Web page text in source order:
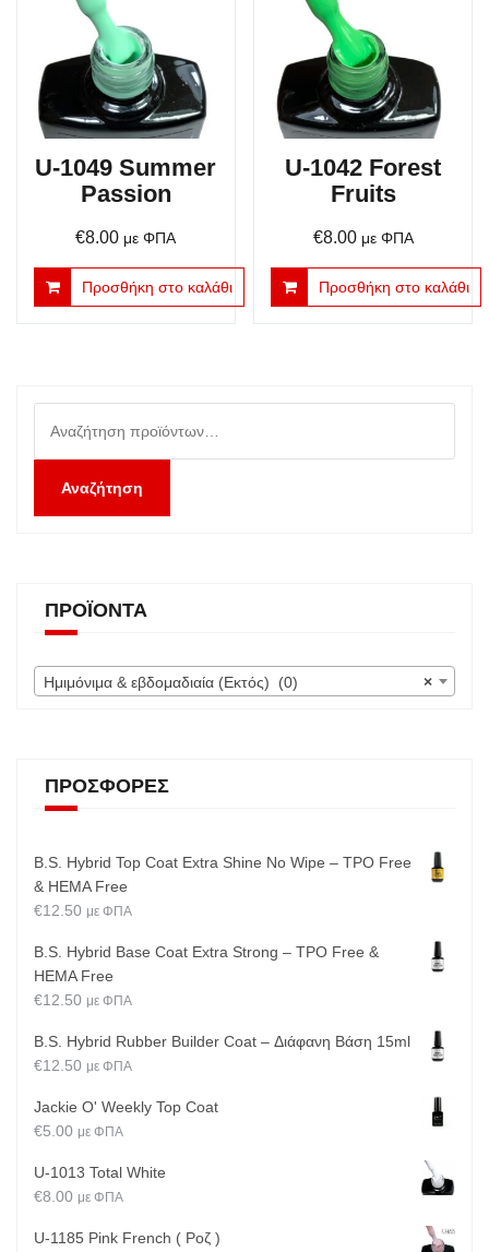
U-1049 Summer
Passion
€8.00 με ΦΠΑ
Προσθήκη στο καλάθι
U-1042 Forest
Fruits
€8.00 με ΦΠΑ
Προσθήκη στο καλάθι
για:
Αναζήτηση
ΠΡΟΪΌΝΤΑ
×
Ημιμόνιμα & εβδομαδιαία (Εκτός) (0)
ΠΡΟΣΦΟΡΈΣ
B.S. Hybrid Top Coat Extra Shine No Wipe – TPO Free
& HEMA Free
€12.50 με ΦΠΑ
B.S. Hybrid Base Coat Extra Strong – TPO Free &
HEMA Free
€12.50 με ΦΠΑ
B.S. Hybrid Rubber Builder Coat – Διάφανη Βάση 15ml
€12.50 με ΦΠΑ
Jackie O' Weekly Top Coat
€5.00 με ΦΠΑ
U-1013 Total White
€8.00 με ΦΠΑ
U-1185 Pink French ( Ροζ )